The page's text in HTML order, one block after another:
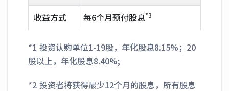
收益方式 每6个月预付股息*3
*1 投资认购单位1-19股，年化股息8.15%；20
股以上，年化股息8.40%;
*2 投资者将获得最少12个月的股息，所有股息